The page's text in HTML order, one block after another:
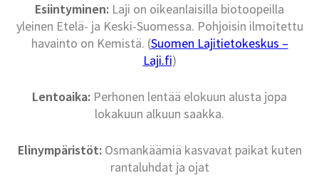
Esiintyminen: Laji on oikeanlaisilla biotoopeilla
yleinen Etelä- ja Keski-Suomessa. Pohjoisin ilmoitettu
havainto on Kemistä. (Suomen Lajitietokeskus –
Laji.fi)
Lentoaika: Perhonen lentää elokuun alusta jopa
lokakuun alkuun saakka.
Elinympäristöt:Osmankäämiä kasvavat paikat kuten
rantaluhdat ja ojat